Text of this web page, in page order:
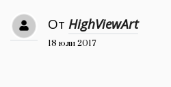
Дизайн
От HighViewArt
18 юли 2017